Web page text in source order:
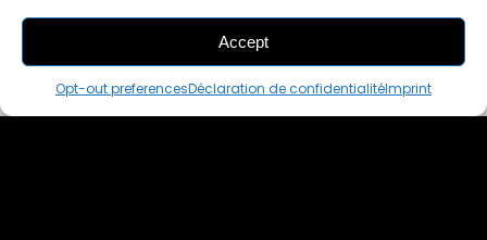
Accept
Opt-out preferencesDéclaration de confidentialitéImprint
THIS PAIR IS
ALREADY SOLD OUT